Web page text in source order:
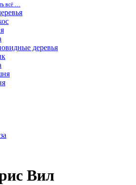
вcё …
деревья
Вил